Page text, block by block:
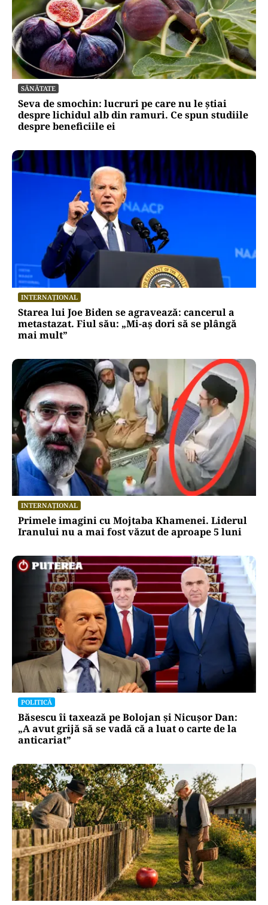
SĂNĂTATE
Seva de smochin: lucruri pe care nu le știai
despre lichidul alb din ramuri. Ce spun studiile
despre beneficiile ei
INTERNAȚIONAL
Starea lui Joe Biden se agravează: cancerul a
metastazat. Fiul său: „Mi-aș dori să se plângă
mai mult”
INTERNAȚIONAL
Primele imagini cu Mojtaba Khamenei. Liderul
Iranului nu a mai fost văzut de aproape 5 luni
POLITICĂ
Băsescu îi taxează pe Bolojan și Nicușor Dan:
„A avut grijă să se vadă că a luat o carte de la
anticariat”